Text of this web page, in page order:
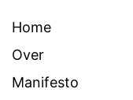
Home
Over
Manifesto